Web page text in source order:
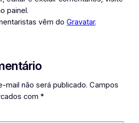
painel.
vêm doGravatar.
mail não será publicado. Campos
com*